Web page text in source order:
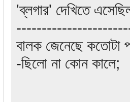
'ব্লগার' দেখিতে
বালক জেনেছে কতোটা
-ছিলো না কোন কালে;